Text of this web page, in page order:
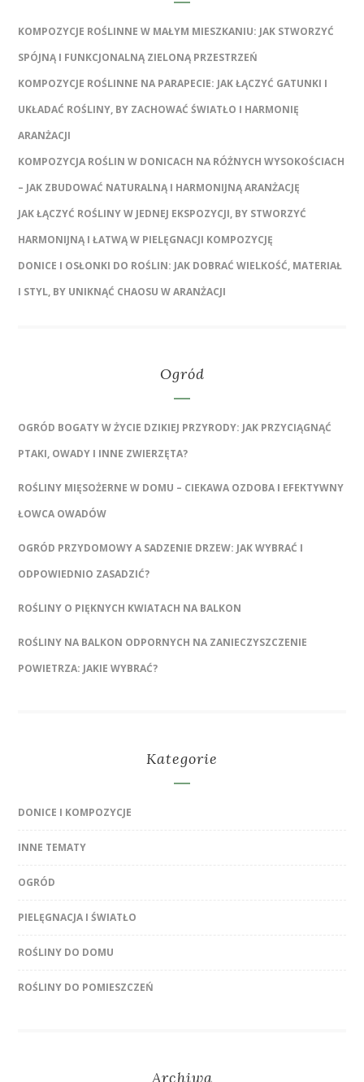
KOMPOZYCJE ROŚLINNE W MAŁYM MIESZKANIU: JAK STWORZYĆ
SPÓJNĄ I FUNKCJONALNĄ ZIELONĄ PRZESTRZEŃ
KOMPOZYCJE ROŚLINNE NA PARAPECIE: JAK ŁĄCZYĆ GATUNKI I
UKŁADAĆ ROŚLINY, BY ZACHOWAĆ ŚWIATŁO I HARMONIĘ
ARANŻACJI
KOMPOZYCJA ROŚLIN W DONICACH NA RÓŻNYCH WYSOKOŚCIACH
– JAK ZBUDOWAĆ NATURALNĄ I HARMONIJNĄ ARANŻACJĘ
JAK ŁĄCZYĆ ROŚLINY W JEDNEJ EKSPOZYCJI, BY STWORZYĆ
HARMONIJNĄ I ŁATWĄ W PIELĘGNACJI KOMPOZYCJĘ
DONICE I OSŁONKI DO ROŚLIN: JAK DOBRAĆ WIELKOŚĆ, MATERIAŁ
I STYL, BY UNIKNĄĆ CHAOSU W ARANŻACJI
Ogród
OGRÓD BOGATY W ŻYCIE DZIKIEJ PRZYRODY: JAK PRZYCIĄGNĄĆ
PTAKI, OWADY I INNE ZWIERZĘTA?
ROŚLINY MIĘSOŻERNE W DOMU – CIEKAWA OZDOBA I EFEKTYWNY
ŁOWCA OWADÓW
OGRÓD PRZYDOMOWY A SADZENIE DRZEW: JAK WYBRAĆ I
ODPOWIEDNIO ZASADZIĆ?
ROŚLINY O PIĘKNYCH KWIATACH NA BALKON
ROŚLINY NA BALKON ODPORNYCH NA ZANIECZYSZCZENIE
POWIETRZA: JAKIE WYBRAĆ?
Kategorie
DONICE I KOMPOZYCJE
INNE TEMATY
OGRÓD
PIELĘGNACJA I ŚWIATŁO
ROŚLINY DO DOMU
ROŚLINY DO POMIESZCZEŃ
Archiwa